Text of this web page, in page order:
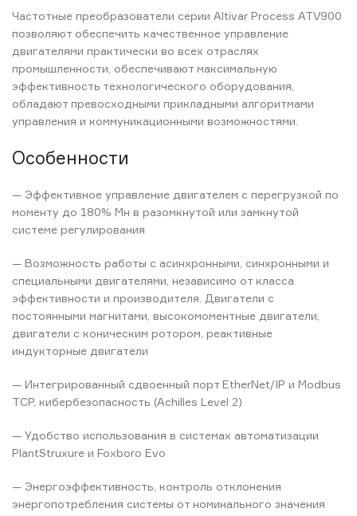
Частотные преобразователи cерии Altivar Process ATV900
позволяют обеспечить качественное управление
двигателями практически во всех отраслях
промышленности, обеспечивают максимальную
эффективность технологического оборудования,
обладают превосходными прикладными алгоритмами
управления и коммуникационными возможностями.
Особенности
— Эффективное управление двигателем с перегрузкой по
моменту до 180% Мн в разомкнутой или замкнутой
системе регулирования
— Возможность работы с асинхронными, синхронными и
специальными двигателями, независимо от класса
эффективности и производителя. Двигатели с
постоянными магнитами, высокомоментные двигатели,
двигатели с коническим ротором, реактивные
индукторные двигатели
— Интегрированный сдвоенный порт EtherNet/IP и Modbus
TCP, кибербезопасность (Achilles Level 2)
— Удобство использования в системах автоматизации
PlantStruxure и Foxboro Evo
— Энергоэффективность, контроль отклонения
энергопотребления системы от номинального значения